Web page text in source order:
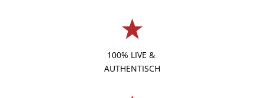
100% LIVE &
AUTHENTISCH